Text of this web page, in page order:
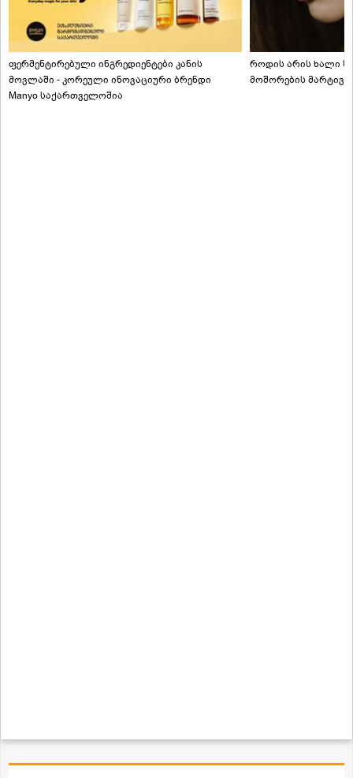
ფერმენტირებული ინგრედიენტები კანის
მოვლაში - კორეული ინოვაციური ბრენდი
Manyo საქართველოშია
როდის არის ხალი
მოშორების